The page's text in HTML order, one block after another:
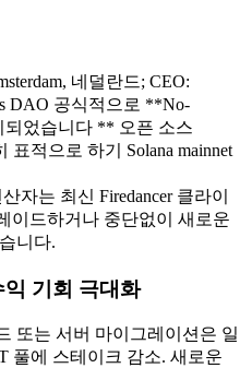
네덜란드; CEO:
DAO 공식적으로 **No-
되었습니다 ** 오픈 소스
표적으로 하기 Solana mainnet
자는 최신 Firedancer 클라이
이드하거나 중단없이 새로운
니다.
기회 극대화
또는 서버 마이그레이션은 일
풀에 스테이크 감소. 새로운